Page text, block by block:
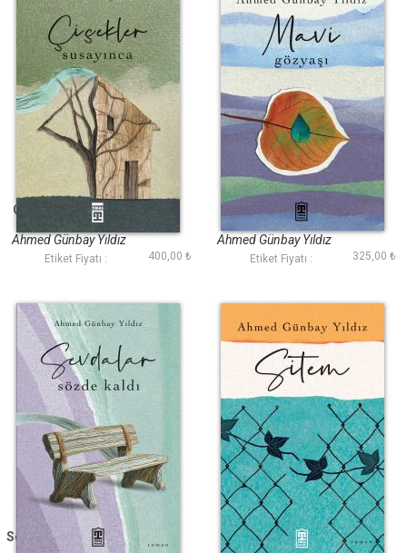
Çiçekler Susayınca
Ahmed Günbay Yıldız
Etiket Fiyatı : 400,00 ₺
Mavi Gözyaşı
Ahmed Günbay Yıldız
Etiket Fiyatı : 325,00 ₺
Sevdalar Sözde Kaldı Sitem